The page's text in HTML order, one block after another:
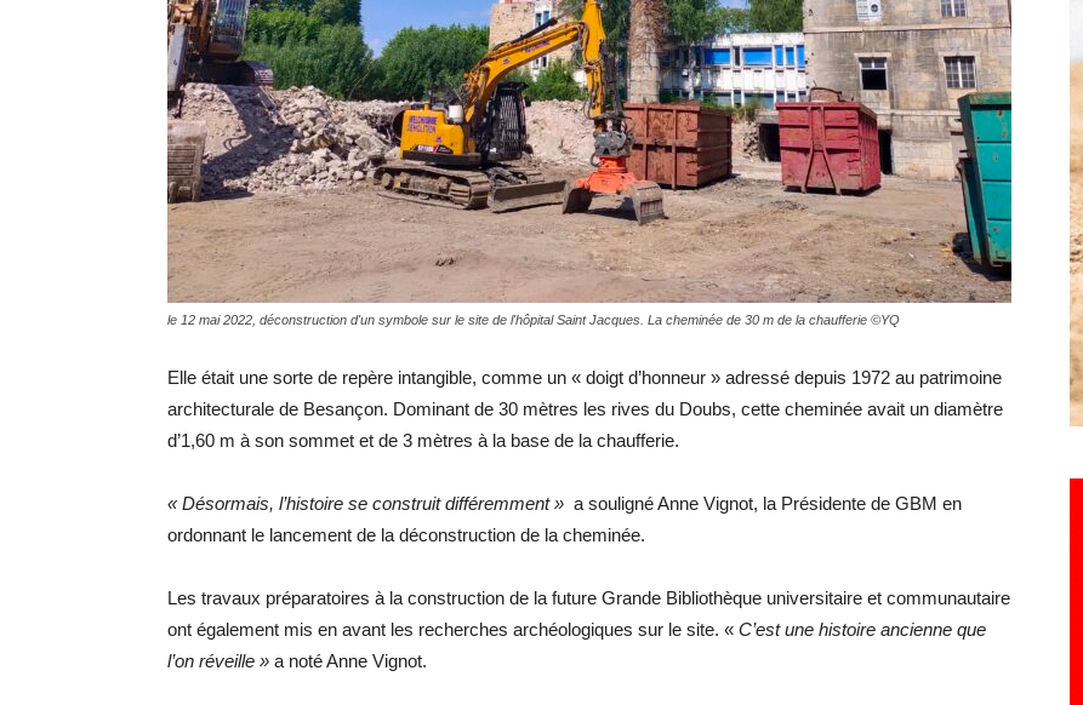
Hebdo25
le 12 mai 2022, déconstruction d'un symbole sur le site de l'hôpital Saint Jacques. La cheminée de 30 m de la chaufferie ©YQ
Elle était une sorte de repère intangible, comme un « doigt d’honneur » adressé depuis 1972 au patrimoine
architecturale de Besançon. Dominant de 30 mètres les rives du Doubs, cette cheminée avait un diamètre
d’1,60 m à son sommet et de 3 mètres à la base de la chaufferie.
« Désormais, l’histoire se construit différemment » a souligné Anne Vignot, la Présidente de GBM en
ordonnant le lancement de la déconstruction de la cheminée.
Les travaux préparatoires à la construction de la future Grande Bibliothèque universitaire et communautaire
ont également mis en avant les recherches archéologiques sur le site. « C’est une histoire ancienne que
l’on réveille » a noté Anne Vignot.